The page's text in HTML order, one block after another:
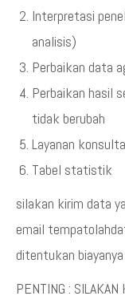
Interpretasi
analisis)
Perbaikan data
Perbaikan hasil
tidak berubah
Layanan
Tabel statistik
silakan kirim data
email
ditentukan biayanya
PENTING :